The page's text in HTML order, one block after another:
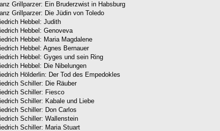
Grillparzer: Ein Bruderzwist in Habsburg
Grillparzer: Die Jüdin von Toledo
Hebbel: Judith
Hebbel: Genoveva
Hebbel: Maria Magdalene
Hebbel: Agnes Bernauer
Hebbel: Gyges und sein Ring
Hebbel: Die Nibelungen
Hölderlin: Der Tod des Empedokles
Schiller: Die Räuber
Schiller: Fiesco
Schiller: Kabale und Liebe
Schiller: Don Carlos
Schiller: Wallenstein
Schiller: Maria Stuart